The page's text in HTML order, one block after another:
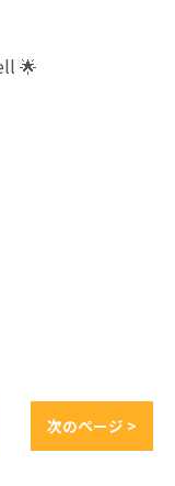
🌟
次のページ >